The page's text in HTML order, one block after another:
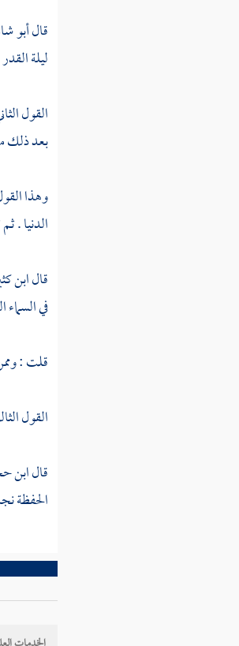
قالأبو
ليلة
القول
بعد ذلك
وهذا
الدنيا .
قالابن
في السماء
قلت :
القول
قالابن
الحفظة